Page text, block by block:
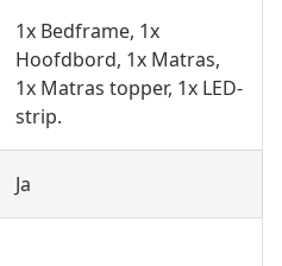
1x Bedframe, 1x
Hoofdbord, 1x Matras,
1x Matras topper, 1x LED-
strip.
Ja